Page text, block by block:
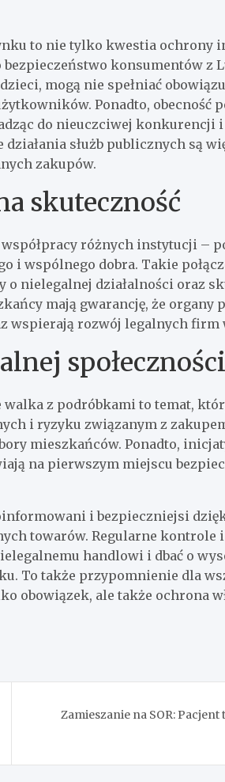
to nie tylko kwestia ochrony
konsumentów z
mogą nie spełniać
Ponadto, obecność
do nieuczciwej konkurencji
służb publicznych są
zakupów.
skuteczność
różnych instytucji –
i wspólnego dobra. Takie
o nielegalnej działalności oraz
mają gwarancję, że organy
wspierają rozwój legalnych firm
społeczności
z podróbkami to temat,
i ryzyku związanym z
mieszkańców. Ponadto,
na pierwszym miejscu
i bezpieczniejsi
towarów. Regularne kontrole i
handlowi i dbać o
To także przypomnienie dla
obowiązek, ale także ochrona
Zamieszanie na SOR: